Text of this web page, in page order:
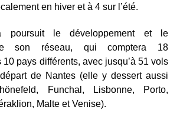
en hiver et à 4 sur l’été.
poursuit le développement et le
son réseau, qui comptera 18
pays différents, avec jusqu’à 51 vols
de Nantes (elle y dessert aussi
Funchal, Lisbonne, Porto,
Malte et Venise).